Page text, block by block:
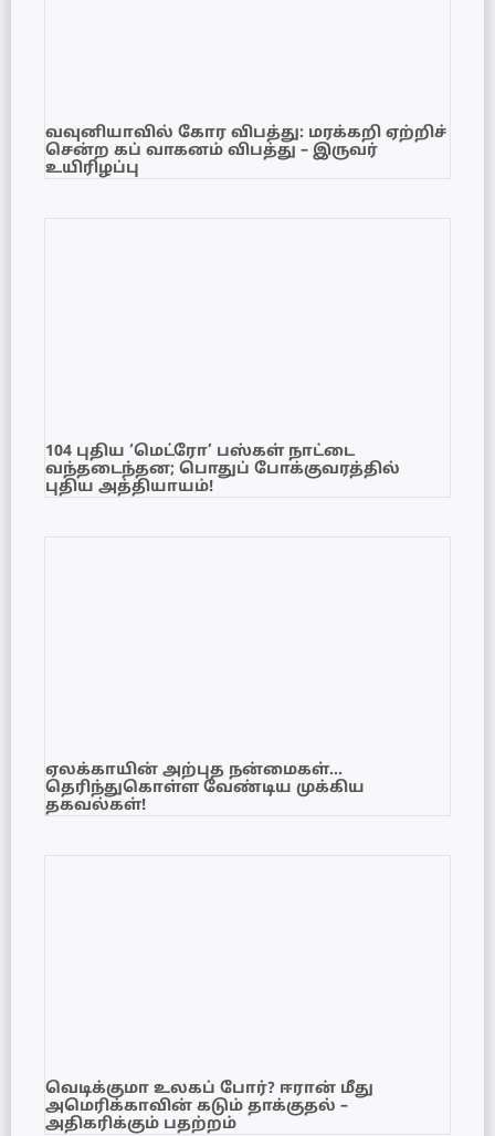
வவுனியாவில் கோர விபத்து: மரக்கறி ஏற்றிச்
சென்ற கப் வாகனம் விபத்து – இருவர்
உயிரிழப்பு
104 புதிய ‘மெட்ரோ’ பஸ்கள் நாட்டை
வந்தடைந்தன; பொதுப் போக்குவரத்தில்
புதிய அத்தியாயம்!
ஏலக்காயின் அற்புத நன்மைகள்…
தெரிந்துகொள்ள வேண்டிய முக்கிய
தகவல்கள்!
வெடிக்குமா உலகப் போர்? ஈரான் மீது
அமெரிக்காவின் கடும் தாக்குதல் –
அதிகரிக்கும் பதற்றம்